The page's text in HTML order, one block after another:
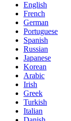
English
French
German
Portuguese
Spanish
Russian
Japanese
Korean
Arabic
Irish
Greek
Turkish
Italian